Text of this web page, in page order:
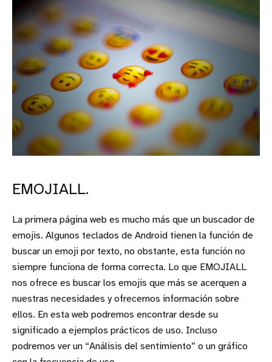
EMOJIALL.
La primera página web es mucho más que un buscador de
emojis. Algunos teclados de Android tienen la función de
buscar un emoji por texto, no obstante, esta función no
siempre funciona de forma correcta. Lo que EMOJIALL
nos ofrece es buscar los emojis que más se acerquen a
nuestras necesidades y ofrecernos información sobre
ellos. En esta web podremos encontrar desde su
significado a ejemplos prácticos de uso. Incluso
podremos ver un “Análisis del sentimiento” o un gráfico